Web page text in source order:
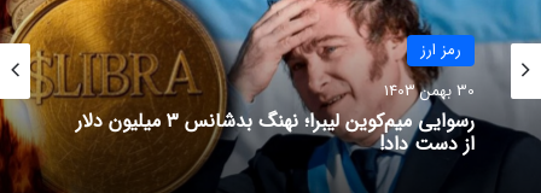
رمز ارز
30 بهمن 1403
رسوایی میم‌کوین لیبرا؛ نهنگ بدشانس ۳ میلیون دلار
از دست داد!